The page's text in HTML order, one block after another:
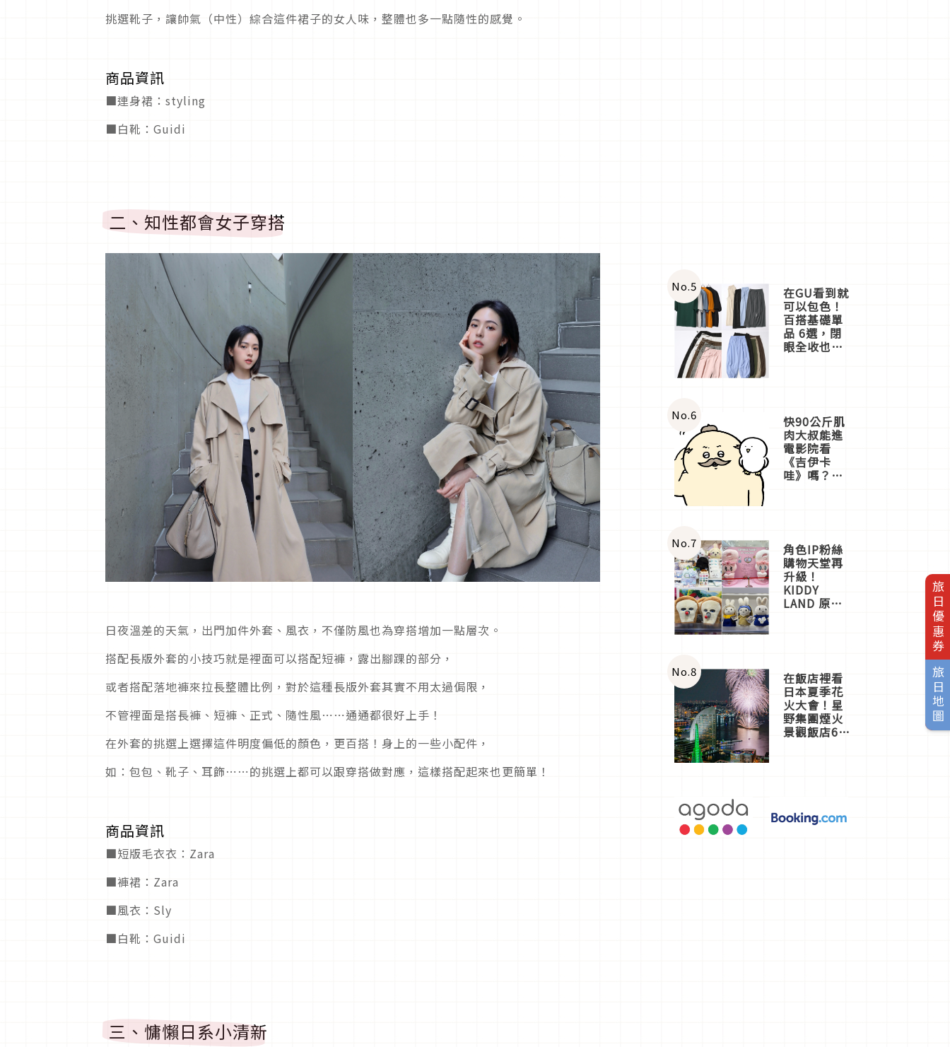
旅日優惠券
旅日地圖
挑選靴子，讓帥氣（中性）綜合這件裙子的女人味，整體也多一點隨性的感覺。
商品資訊
■連身裙：styling
■白靴：Guidi
二、知性都會女子穿搭
日夜溫差的天氣，出門加件外套、風衣，不僅防風也為穿搭增加一點層次。
搭配長版外套的小技巧就是裡面可以搭配短褲，露出腳踝的部分，
或者搭配落地褲來拉長整體比例，對於這種長版外套其實不用太過侷限，
不管裡面是搭長褲、短褲、正式、隨性風⋯⋯通通都很好上手！
在外套的挑選上選擇這件明度偏低的顏色，更百搭！身上的一些小配件，
如：包包、靴子、耳飾⋯⋯的挑選上都可以跟穿搭做對應，這樣搭配起來也更簡單！
商品資訊
■短版毛衣衣：Zara
■褲裙：Zara
■風衣：Sly
■白靴：Guidi
三、慵懶日系小清新
No.5 在GU看到就
可以包色！
百搭基礎單
品 6選，閉
眼全收也不
No.6 快90公斤肌
肉大叔能進
電影院看
《吉伊卡
哇》嗎？日
一同給出了
答案
No.7 角色IP粉絲
購物天堂再
升級！
KIDDY
LAND 原宿
店3分即達
No.8 在飯店裡看
日本夏季花
火大會！星
野集團煙火
景觀飯店6